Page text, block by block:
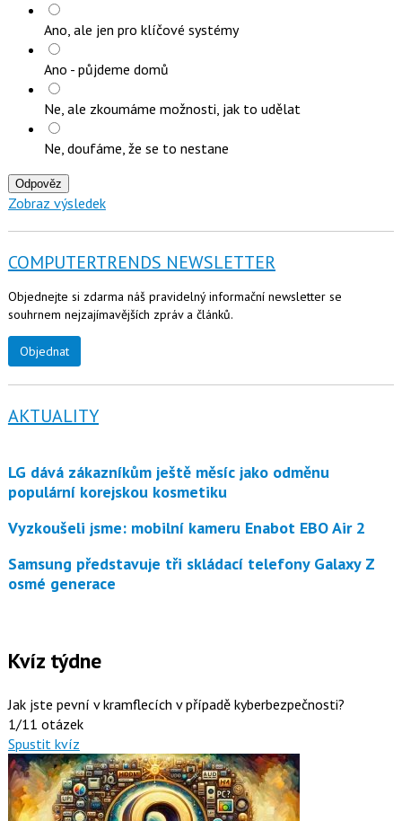
Ano, ale jen pro klíčové systémy
Ano - půjdeme domů
Ne, ale zkoumáme možnosti, jak to udělat
Ne, doufáme, že se to nestane
Odpověz
Zobraz výsledek
COMPUTERTRENDS NEWSLETTER
Objednejte si zdarma náš pravidelný informační newsletter se
souhrnem nejzajímavějších zpráv a článků.
Objednat
AKTUALITY
LG dává zákazníkům ještě měsíc jako odměnu
populární korejskou kosmetiku
Vyzkoušeli jsme: mobilní kameru Enabot EBO Air 2
Samsung představuje tři skládací telefony Galaxy Z
osmé generace
Kvíz týdne
Jak jste pevní v kramflecích v případě kyberbezpečnosti?
1/11 otázek
Spustit kvíz